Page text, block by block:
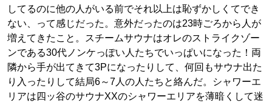
してるのに他の人がいる前でそれ以上は恥ずかしくてでき
ない、って感じだった。意外だったのは23時ごろから人が
増えてきたこと。スチームサウナはオレのストライクゾー
ンである30代ノンケっぽい人たちでいっぱいになった！両
隣から手が出てきて3Pになったりして、何回もサウナ出た
り入ったりして結局6～7人の人たちと絡んだ。シャワーエ
リアは四ッ谷のサウナXXのシャワーエリアを薄暗くして迷